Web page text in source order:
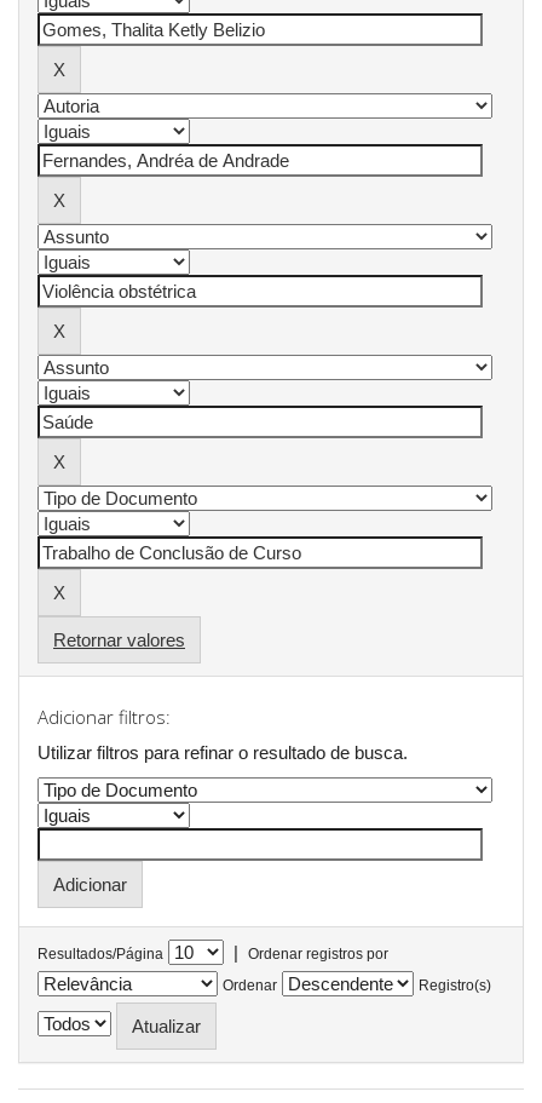
Retornar valores
Adicionar filtros:
Utilizar filtros para refinar o resultado de busca.
Resultados/Página |
Ordenar registros por
Ordenar
Registro(s)